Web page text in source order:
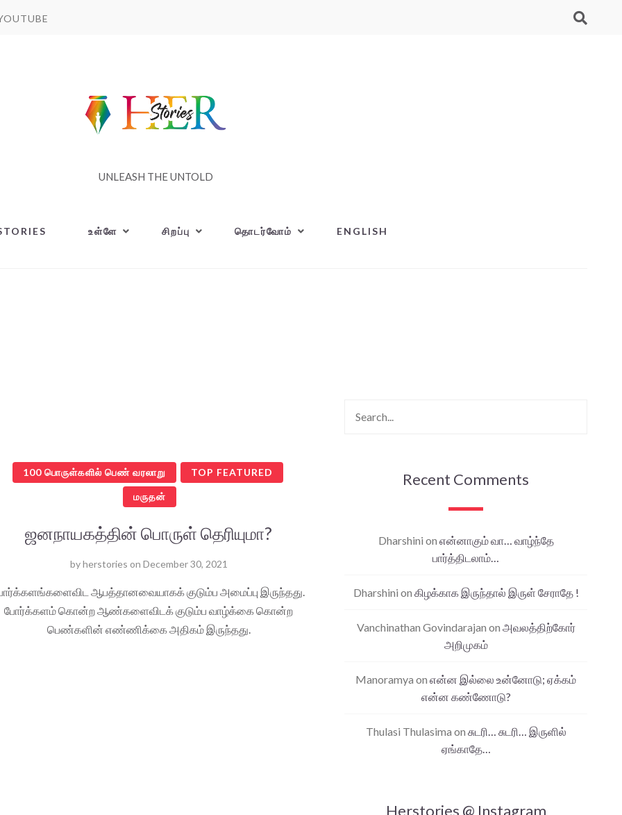
UNLEASH THE UNTOLD
உள்ளே சிறப்பு தொடர்வோம் ENGLISH
100 பொருள்களில் பெண் வரலாறு TOP FEATURED
மருதன்
ஜனநாயகத்தின் பொருள் தெரியுமா?
byherstories on December 30, 2021
ஆபத்தானவையாகக் குடும்ப அமைப்பு இருந்தது.
போர்க்களம் கொன்ற ஆண்களைவிடக் குடும்ப வாழ்க்கை கொன்ற
பெண்களின் எண்ணிக்கை அதிகம் இருந்தது.
Recent Comments
Dharshini on என்னாகும் வா… வாழ்ந்தே
பார்த்திடலாம்…
Dharshini on கிழக்காக இருந்தால் இருள் சேராதே !
Vanchinathan Govindarajan on அவலத்திற்கோர்
அறிமுகம்
Manoramya on என்ன இல்லை உன்னோடு; ஏக்கம்
என்ன கண்ணோடு?
Thulasi Thulasima on சுடரி… சுடரி… இருளில்
ஏங்காதே…
Herstories @ Instagram